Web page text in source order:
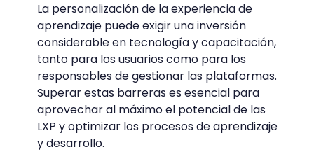
La personalización de la experiencia de
aprendizaje puede exigir una inversión
considerable en tecnología y capacitación,
tanto para los usuarios como para los
responsables de gestionar las plataformas.
Superar estas barreras es esencial para
aprovechar al máximo el potencial de las
LXP y optimizar los procesos de aprendizaje
y desarrollo.